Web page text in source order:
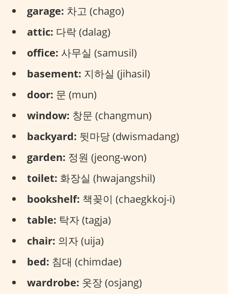
garage: 차고 (chago)
attic: 다락 (dalag)
office: 사무실 (samusil)
basement: 지하실 (jihasil)
door: 문 (mun)
window: 창문 (changmun)
backyard: 뒷마당 (dwismadang)
garden: 정원 (jeong-won)
toilet: 화장실 (hwajangshil)
bookshelf: 책꽂이 (chaegkkoj-i)
table: 탁자 (tagja)
chair: 의자 (uija)
bed: 침대 (chimdae)
wardrobe: 옷장 (osjang)